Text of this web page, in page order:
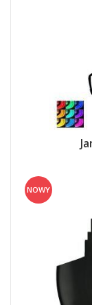
NOWY